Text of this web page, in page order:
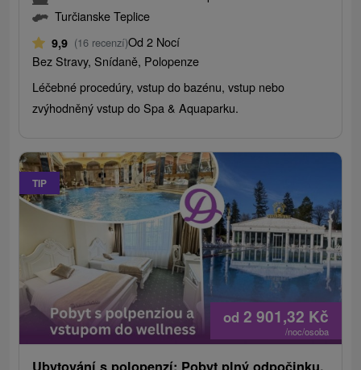
Turčianske Teplice
9,9 (16 recenzí)Od 2 Nocí
Bez Stravy, Snídaně, Polopenze
Léčebné procedúry, vstup do bazénu, vstup nebo
zvýhodněný vstup do Spa & Aquaparku.
TIP
od 2 901,32 Kč
/noc/osoba